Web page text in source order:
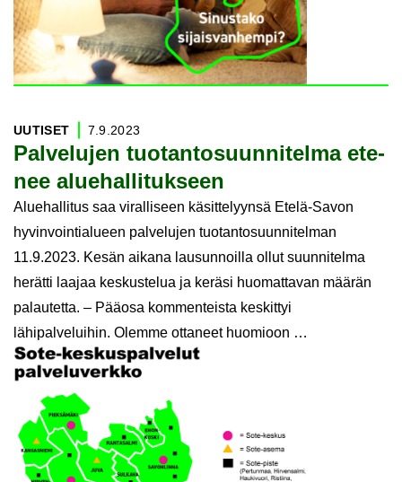
Pal­ve­lu­jen tuo­tan­to­suun­ni­tel­ma ete­
nee alue­hal­li­tuk­seen
UU­TI­SET 7.9.2023
Aluehallitus saa viralliseen käsittelyynsä Etelä-Savon
hyvinvointialueen palvelujen tuotantosuunnitelman
11.9.2023. Kesän aikana lausunnoilla ollut suunnitelma
herätti laajaa keskustelua ja keräsi huomattavan määrän
palautetta. – Pääosa kommenteista keskittyi
lähipalveluihin. Olemme ottaneet huomioon …